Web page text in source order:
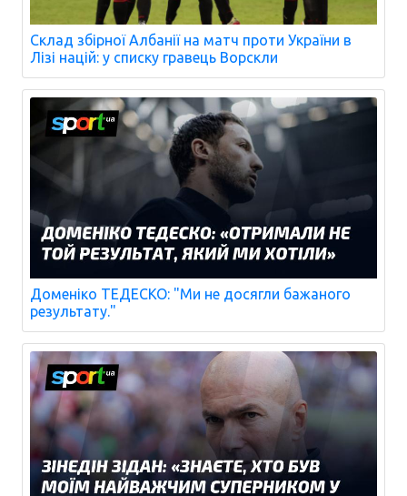
Склад збірної Албанії на матч проти України в
Лізі націй: у списку гравець Ворскли
Доменіко ТЕДЕСКО: "Ми не досягли бажаного
результату."